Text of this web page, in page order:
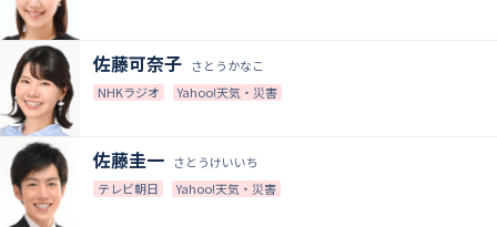
さとうかなこ
佐藤可奈子
NHKラジオ Yahoo!天気・災害
さとうけいいち
佐藤圭一
テレビ朝日 Yahoo!天気・災害